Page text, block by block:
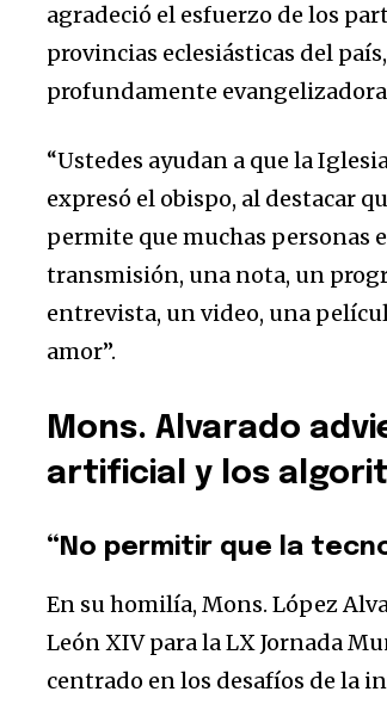
agradeció el esfuerzo de los
provincias eclesiásticas del
profundamente
“Ustedes ayudan a que la
expresó el obispo, al destacar
permite que muchas personas
transmisión, una nota, un
entrevista, un video, una
amor”.
Mons. Alvarado
artificial y los
“No permitir que la
En su homilía, Mons. López
León XIV para la LX Jornada
centrado en los desafíos de la